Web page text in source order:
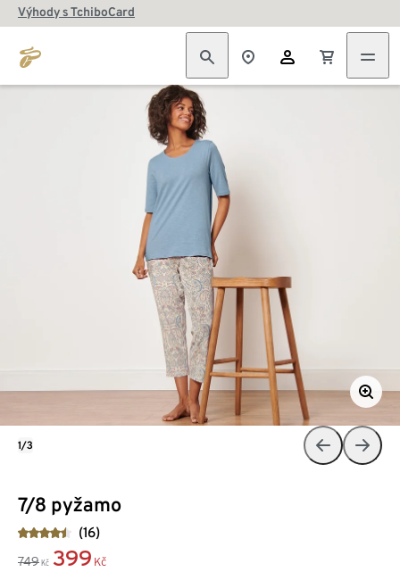
Výhody s TchiboCard
7/8 pyžamo
(16)
749 Kč 399 Kč
1/3